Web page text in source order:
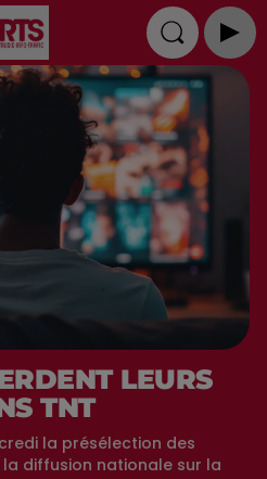
LEURS
TNT
la présélection des
diffusion nationale sur la